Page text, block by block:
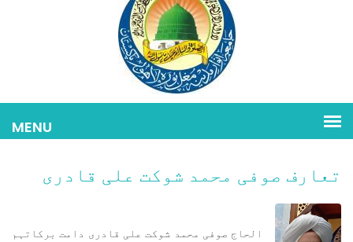
تعارف صوفی محمد شوکت علی قادری
الحاج صوفی محمد شوکت علی قادری دامت برکاتہم